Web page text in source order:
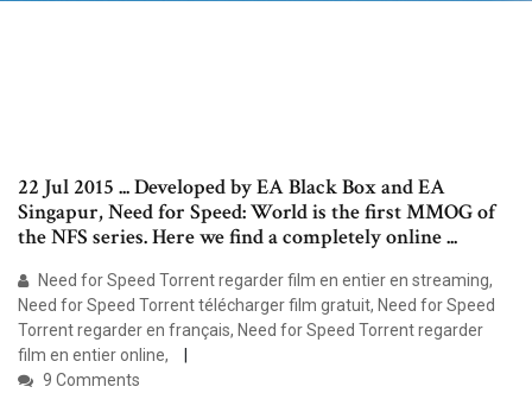
22 Jul 2015 ... Developed by EA Black Box and EA
Singapur, Need for Speed: World is the first MMOG of
the NFS series. Here we find a completely online ...
Need for Speed Torrent regarder film en entier en streaming,
Need for Speed Torrent télécharger film gratuit, Need for Speed
Torrent regarder en français, Need for Speed Torrent regarder
film en entier online,
9 Comments